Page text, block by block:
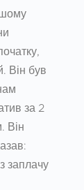
Він був
за 2
Він
заплачу